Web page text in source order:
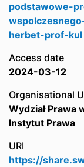
podstawowe-
herbet-prof-kul
Access date
2024-03-12
Organisational
Wydział Prawa
Instytut Prawa
URI
https://